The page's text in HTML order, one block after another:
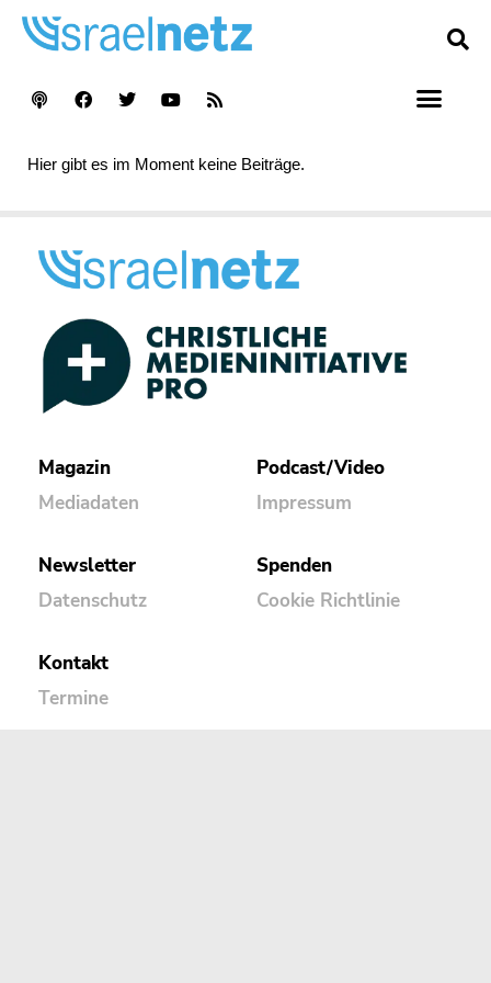
Hier gibt es im Moment keine Beiträge.
Magazin
Mediadaten
Podcast/Video
Impressum
Newsletter
Datenschutz
Spenden
Cookie Richtlinie
Kontakt
Termine